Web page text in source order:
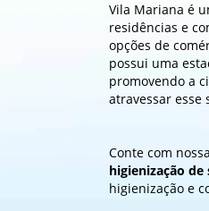
Vila Mariana é
residências e
opções de
possui uma
promovendo a
atravessar esse
Conte com
higienização de
higienização e